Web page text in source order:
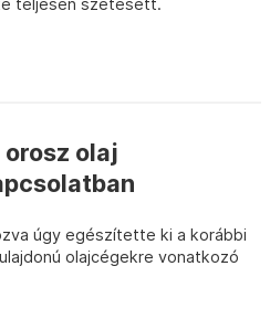
teljesen szétesett.
olaj
úgy egészítette ki a korábbi
olajcégekre vonatkozó